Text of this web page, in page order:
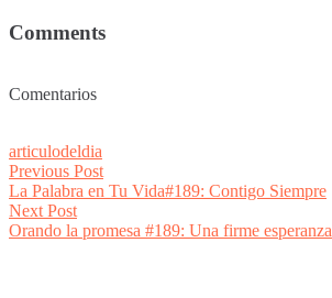
Comments
Comentarios
articulodeldia
Post
navigation
Previous PostPrevious
post:
La Palabra en Tu Vida#189: Contigo Siempre
Next PostNext
post:
Orando la promesa #189: Una firme esperanza